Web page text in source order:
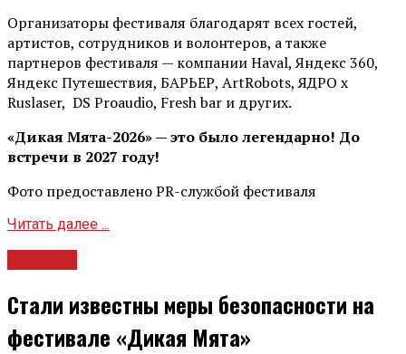
Организаторы фестиваля благодарят всех гостей,
артистов, сотрудников и волонтеров, а также
партнеров фестиваля — компании Haval, Яндекс 360,
Яндекс Путешествия, БАРЬЕР, ArtRobots, ЯДРО х
Ruslaser, DS Proaudio, Fresh bar и других.
«Дикая Мята-2026» — это было легендарно! До
встречи в 2027 году!
Фото предоставлено PR-службой фестиваля
Читать далее ...
Стали известны меры безопасности на
фестивале «Дикая Мята»